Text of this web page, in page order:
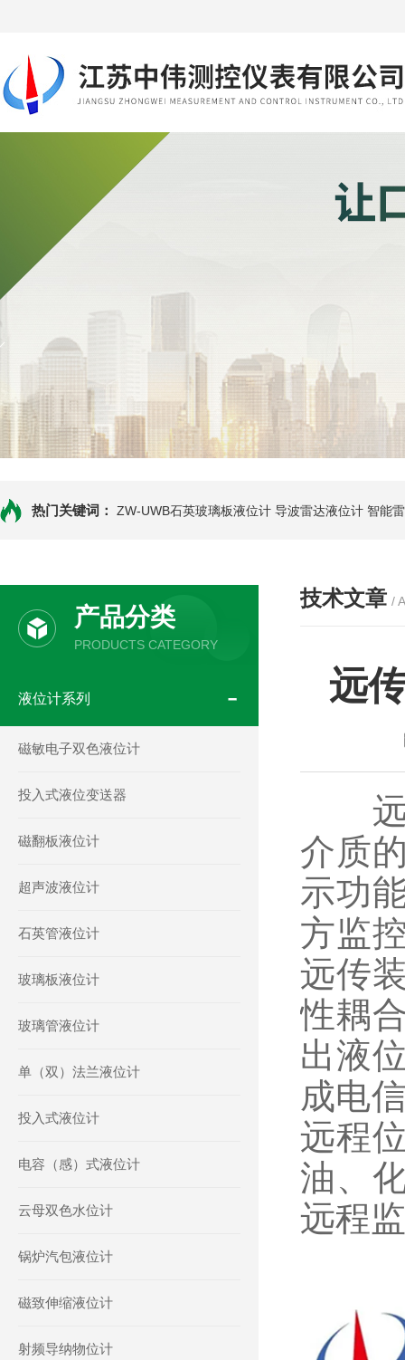
热门关键词： ZW-UWB石英玻璃板液位计 导波雷达液位计 智能
产品分类
PRODUCTS CATEGORY
液位计系列
磁敏电子双色液位计
投入式液位变送器
磁翻板液位计
超声波液位计
石英管液位计
玻璃板液位计
玻璃管液位计
单（双）法兰液位计
投入式液位计
电容（感）式液位计
云母双色水位计
锅炉汽包液位计
磁致伸缩液位计
射频导纳物位计
技术文章 /
远
远
介质
示功
方监
远传
性耦
出液
成电
远程
油、
远程